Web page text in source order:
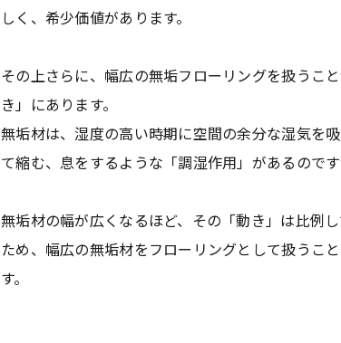
しく、希少価値があります。
その上さらに、幅広の無垢フローリングを扱うこ
き」にあります。
無垢材は、湿度の高い時期に空間の余分な湿気を
て縮む、息をするような「調湿作用」があるので
無垢材の幅が広くなるほど、その「動き」は比例
ため、幅広の無垢材をフローリングとして扱うこ
す。